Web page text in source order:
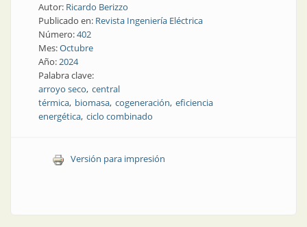
Autor: Ricardo Berizzo
Publicado en: Revista Ingeniería Eléctrica
Número:402
Mes:Octubre
Año:2024
Palabra clave:
arroyo seco central
térmica biomasa cogeneración eficiencia
energética ciclo combinado
Versión para impresión